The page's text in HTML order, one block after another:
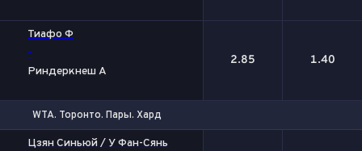
Тиафо Ф
-
Риндеркнеш А
2.85 1.40
WTA. Торонто. Пары. Хард
Цзян Синьюй / У Фан-Сянь